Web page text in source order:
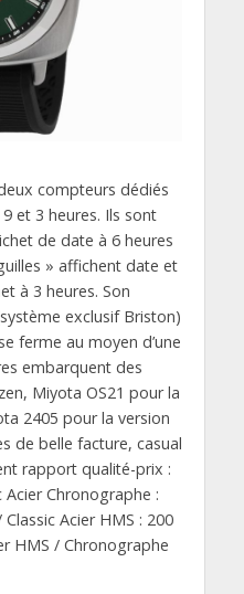
compteurs dédiés
et 3 heures. Ils sont
de date à 6 heures
» affichent date et
à 3 heures. Son
exclusif Briston)
ferme au moyen d’une
embarquent des
Miyota OS21 pour la
2405 pour la version
de belle facture, casual
rapport qualité-prix :
Chronographe :
Acier HMS : 200
HMS / Chronographe